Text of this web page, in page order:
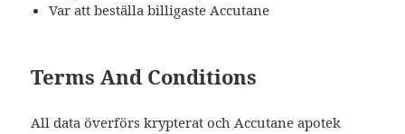
Var att beställa billigaste Accutane
Terms And Conditions
All data överförs krypterat och Accutane apotek